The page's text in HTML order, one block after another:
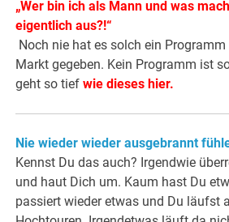
„Wer bin ich als Mann und was
eigentlich aus?!“
Noch nie hat es solch ein
Markt gegeben. Kein Programm ist
geht so tiefwie dieses hier.
Nie wieder wieder ausgebrannt
Kennst Du das auch? Irgendwie
und haut Dich um. Kaum hast Du
passiert wieder etwas und Du läufst